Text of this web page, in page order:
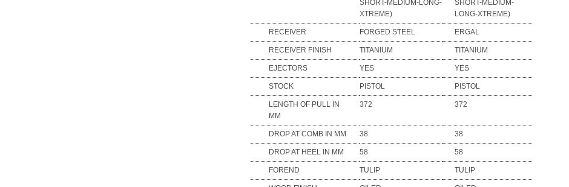
SHORT-MEDIUM-LONG-
XTREME)
SHORT-MEDIUM-
LONG-XTREME)
RECEIVER FORGED STEEL ERGAL
RECEIVER FINISH TITANIUM TITANIUM
EJECTORS YES YES
STOCK PISTOL PISTOL
LENGTH OF PULL IN
MM
372 372
DROP AT COMB IN MM 38 38
DROP AT HEEL IN MM 58 58
FOREND TULIP TULIP